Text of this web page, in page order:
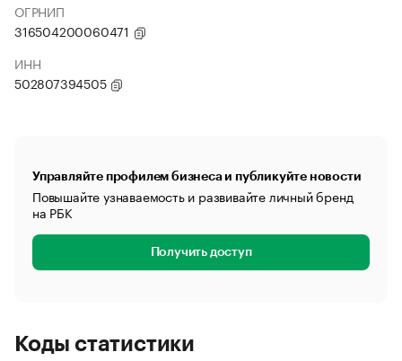
ОГРНИП
316504200060471
ИНН
502807394505
Управляйте профилем бизнеса и публикуйте новости
Повышайте узнаваемость и развивайте личный бренд
на РБК
Получить доступ
Коды статистики